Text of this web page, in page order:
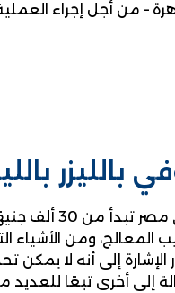
– من أجل إجراء
بالليزر
يمكننا القول أن
المعالج، ومن الأشياء
إلى أنه لا يمكن
إلى أخرى تبعًا للعديد